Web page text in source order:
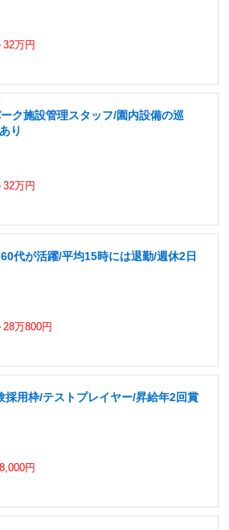
32万円
ク施設管理スタッフ/園内設備の巡
り
32万円
代が活躍/平均15時には退勤/週休2日
万800円
採用枠/テストプレイヤー/昇給年2回賞
円